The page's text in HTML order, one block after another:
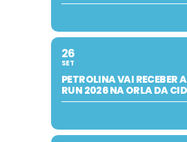
26
SET
PETROLINA VAI RECEBER
RUN 2026 NA ORLA DA